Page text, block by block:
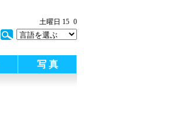
土曜日 15 0
写 真